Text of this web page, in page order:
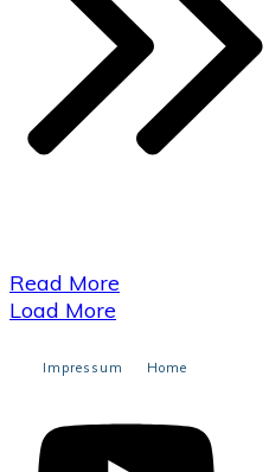
​Read More
Load More
Impressum Home